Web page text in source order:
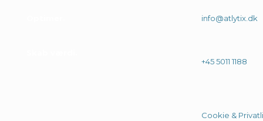
info@atlytix.dk
+45 5011 1188
Cookie &